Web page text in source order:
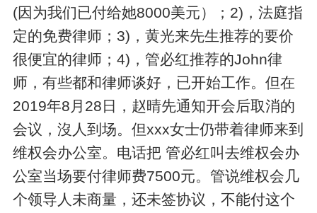
(因为我们已付给她8000美元）；2)，法庭指
定的免费律师；3)，黄光来先生推荐的要价
很便宜的律师；4)，管必红推荐的John律
师，有些都和律师谈好，已开始工作。但在
2019年8月28日，赵晴先通知开会后取消的
会议，沒人到场。但xxx女士仍带着律师来到
维权会办公室。电话把 管必红叫去维权会办
公室当场要付律师费7500元。管说维权会几
个领导人未商量，还未签协议，不能付这个